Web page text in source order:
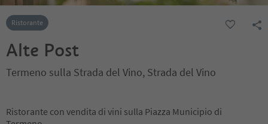
Ristorante
Alte Post
Termeno sulla Strada del Vino, Strada del Vino
Ristorante con vendita di vini sulla Piazza Municipio di